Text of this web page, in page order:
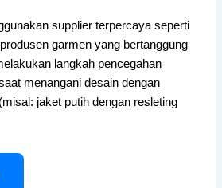
supplier terpercaya seperti
garmen yang bertanggung
langkah pencegahan
menangani desain dengan
jaket putih dengan resleting